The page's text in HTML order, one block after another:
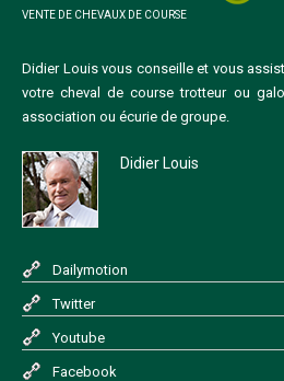
VENTE DE CHEVAUX DE COURSE
Didier Louis vous conseille et vous
votre cheval de course trotteur ou
association ou écurie de groupe.
Didier Louis
Dailymotion
Twitter
Youtube
Facebook